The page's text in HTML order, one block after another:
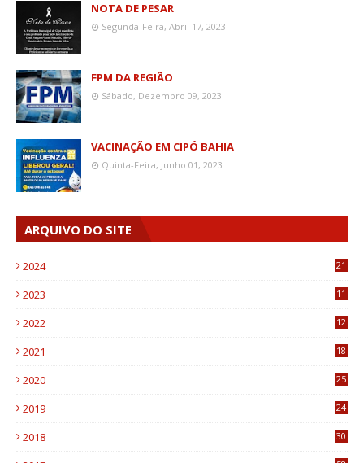
NOTA DE PESAR
Segunda-Feira, Abril 17, 2023
FPM DA REGIÃO
Sábado, Dezembro 09, 2023
VACINAÇÃO EM CIPÓ BAHIA
Quinta-Feira, Junho 01, 2023
ARQUIVO DO SITE
2024 21
2023
11
2022
12
2021
18
2020
25
2019
24
2018
30